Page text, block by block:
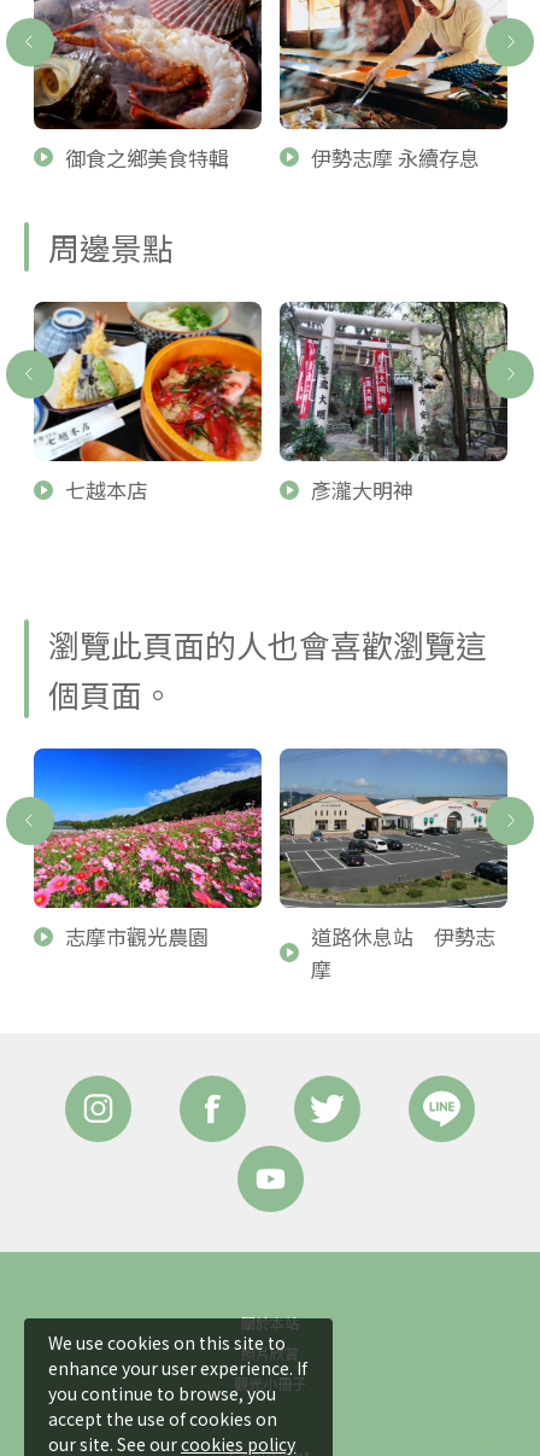
御食之鄉美食特輯 伊勢志摩 永續存息
周邊景點
七越本店 彥瀧大明神
瀏覽此頁面的人也會喜歡瀏覽這
個頁面。
志摩市觀光農園
道路休息站 伊勢志
摩
關於本站
照片欣賞
觀光小冊子
We use cookies on this site to
enhance your user experience. If
you continue to browse, you
accept the use of cookies on
our site. See ourcookies policy